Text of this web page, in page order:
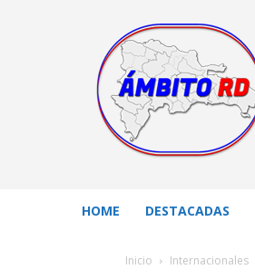
HOME DESTACADAS
Inicio Internacionales